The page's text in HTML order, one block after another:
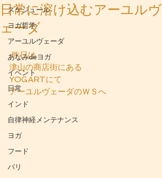
スケジュール
ヨガ哲学
アーユルヴェーダ
あなみdeヨガ
イベント
日常
インド
自律神経メンテナンス
ヨガ
フード
バリ
日常に溶け込むアーユルヴ
ェーダ
昨日は
津山の商店街にある
YOGARTにて
アーユルヴェーダのＷＳへ